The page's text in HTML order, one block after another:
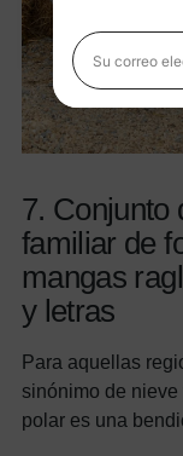
7. Conjunto
familiar de
mangas
y letras
Para aquellas
sinónimo de
polar es una
Su correo
Al